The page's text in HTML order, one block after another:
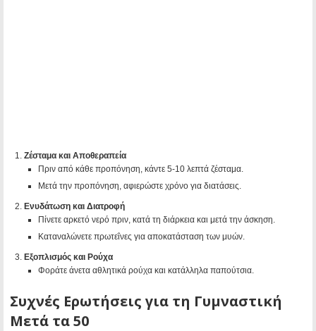
Ζέσταμα και Αποθεραπεία
Πριν από κάθε προπόνηση, κάντε 5-10 λεπτά ζέσταμα.
Μετά την προπόνηση, αφιερώστε χρόνο για διατάσεις.
Ενυδάτωση και Διατροφή
Πίνετε αρκετό νερό πριν, κατά τη διάρκεια και μετά την άσκηση.
Καταναλώνετε πρωτεΐνες για αποκατάσταση των μυών.
Εξοπλισμός και Ρούχα
Φοράτε άνετα αθλητικά ρούχα και κατάλληλα παπούτσια.
Συχνές Ερωτήσεις για τη Γυμναστική
Μετά τα 50